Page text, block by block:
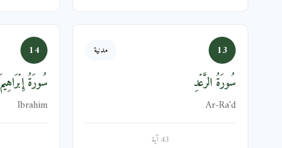
13 مدنية
سُورَةُ الرَّعۡدِ
Ar-Ra'd
43 آية
14
سُورَةُ إِبۡرَاهِيمَ
Ibrahim